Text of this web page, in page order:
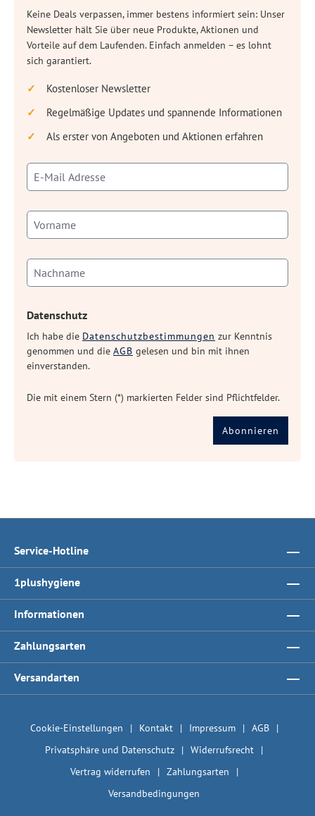
Keine Deals verpassen, immer bestens informiert sein: Unser
Newsletter hält Sie über neue Produkte, Aktionen und
Vorteile auf dem Laufenden. Einfach anmelden – es lohnt
sich garantiert.
Kostenloser Newsletter
Regelmäßige Updates und spannende Informationen
Als erster von Angeboten und Aktionen erfahren
Datenschutz
Ich habe die Datenschutzbestimmungen zur Kenntnis
genommen und die AGB gelesen und bin mit ihnen
einverstanden.
Die mit einem Stern (*) markierten Felder sind Pflichtfelder.
Abonnieren
Service-Hotline
1plushygiene
Informationen
Zahlungsarten
Versandarten
Cookie-Einstellungen Kontakt Impressum
AGB
Privatsphäre und Datenschutz
Widerrufsrecht
Vertrag widerrufen
Zahlungsarten
Versandbedingungen